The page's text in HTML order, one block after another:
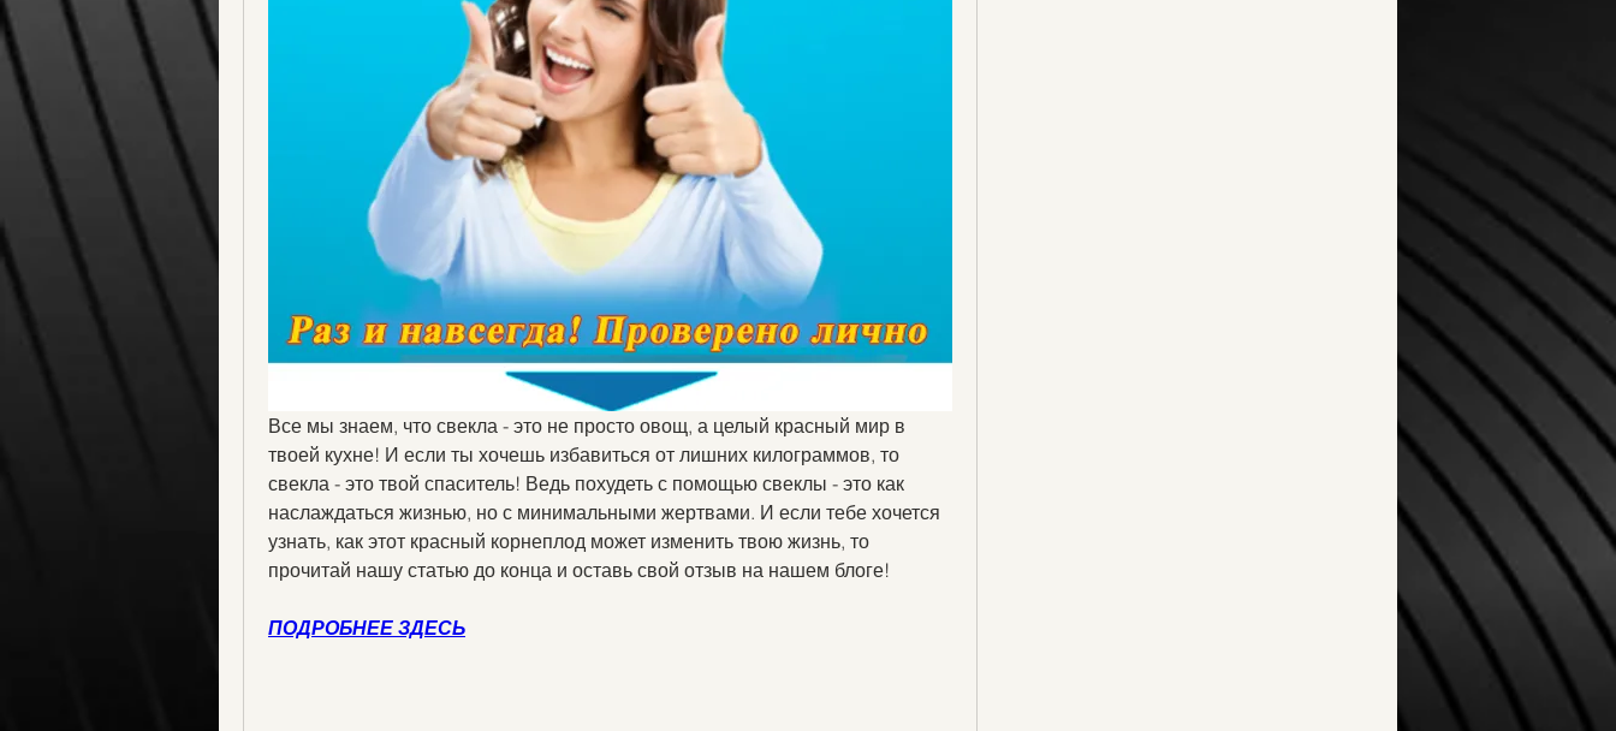
Все мы знаем, что свекла - это не просто овощ, а целый красный мир в
твоей кухне! И если ты хочешь избавиться от лишних килограммов, то
свекла - это твой спаситель! Ведь похудеть с помощью свеклы - это как
наслаждаться жизнью, но с минимальными жертвами. И если тебе хочется
узнать, как этот красный корнеплод может изменить твою жизнь, то
прочитай нашу статью до конца и оставь свой отзыв на нашем блоге!
ПОДРОБНЕЕ ЗДЕСЬ